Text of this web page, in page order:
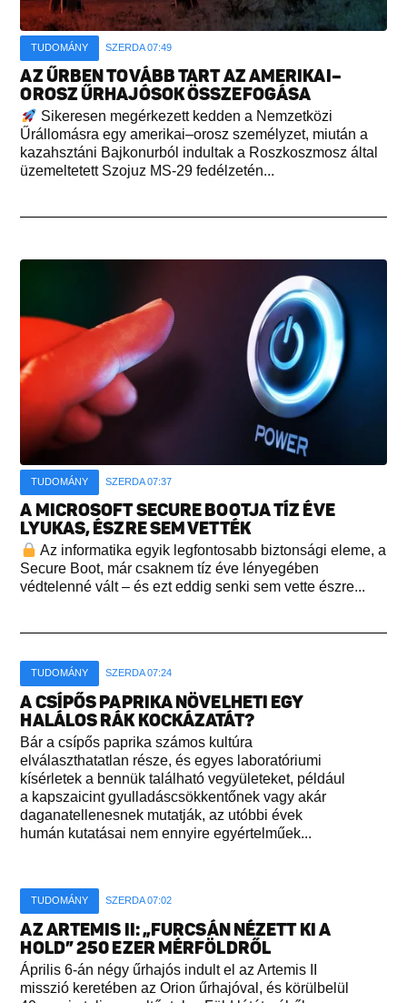
TUDOMÁNY SZERDA 07:49
AZ ŰRBEN TOVÁBB TART AZ AMERIKAI–
OROSZ ŰRHAJÓSOK ÖSSZEFOGÁSA
Sikeresen megérkezett kedden a Nemzetközi
Űrállomásra egy amerikai–orosz személyzet, miután a
kazahsztáni Bajkonurból indultak a Roszkoszmosz által
üzemeltetett Szojuz MS-29 fedélzetén...
TUDOMÁNY SZERDA 07:37
A MICROSOFT SECURE BOOTJA TÍZ ÉVE
LYUKAS, ÉSZRE SEM VETTÉK
Az informatika egyik legfontosabb biztonsági eleme, a
Secure Boot, már csaknem tíz éve lényegében
védtelenné vált – és ezt eddig senki sem vette észre...
TUDOMÁNY SZERDA 07:24
A CSÍPŐS PAPRIKA NÖVELHETI EGY
HALÁLOS RÁK KOCKÁZATÁT?
Bár a csípős paprika számos kultúra
elválaszthatatlan része, és egyes laboratóriumi
kísérletek a bennük található vegyületeket, például
a kapszaicint gyulladáscsökkentőnek vagy akár
daganatellenesnek mutatják, az utóbbi évek
humán kutatásai nem ennyire egyértelműek...
TUDOMÁNY SZERDA 07:02
AZ ARTEMIS II: „FURCSÁN NÉZETT KI A
HOLD” 250 EZER MÉRFÖLDRŐL
Április 6-án négy űrhajós indult el az Artemis II
misszió keretében az Orion űrhajóval, és körülbelül